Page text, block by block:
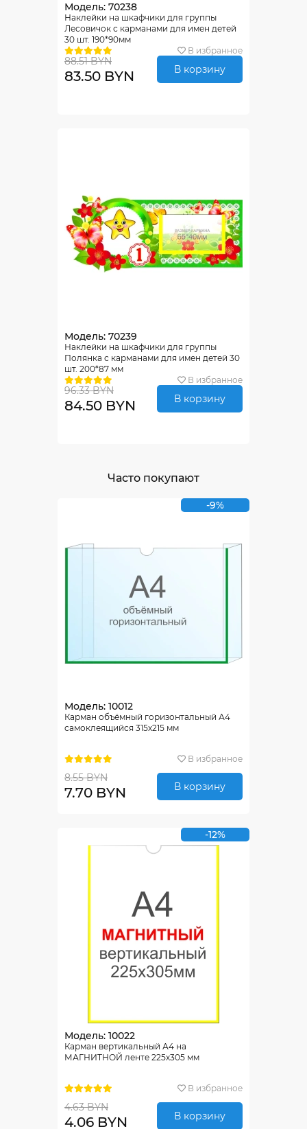
Модель: 70238
Наклейки на шкафчики для группы
Лесовичок с карманами для имен детей
30 шт. 190*90мм
В избранное
88.51 BYN
83.50 BYN В корзину
Модель: 70239
Наклейки на шкафчики для группы
Полянка с карманами для имен детей 30
шт. 200*87 мм
В избранное
96.33 BYN
84.50 BYN В корзину
Часто покупают
-9%
Модель: 10012
Карман объёмный горизонтальный А4
самоклеящийся 315х215 мм
В избранное
8.55 BYN
7.70 BYN В корзину
-12%
Модель: 10022
Карман вертикальный А4 на
МАГНИТНОЙ ленте 225х305 мм
В избранное
4.63 BYN
4.06 BYN В корзину